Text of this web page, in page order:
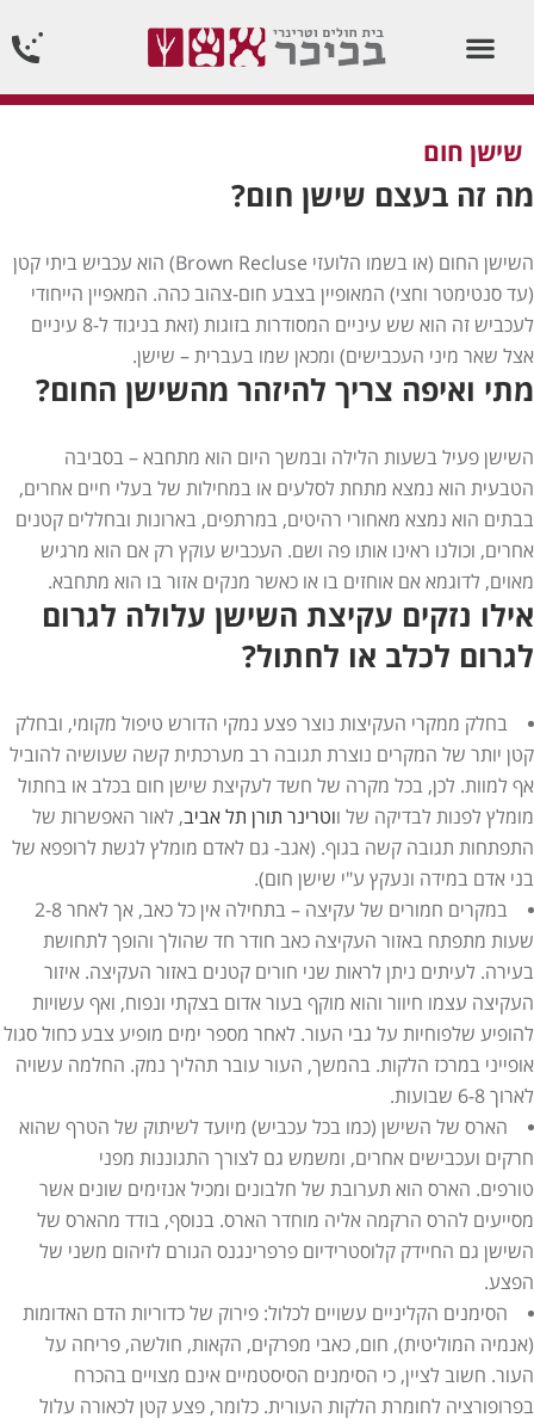
שישן חום
מה זה בעצם שישן חום?
השישן החום (או בשמו הלועזי Brown Recluse) הוא עכביש ביתי קטן
(עד סנטימטר וחצי) המאופיין בצבע חום-צהוב כהה. המאפיין הייחודי
לעכביש זה הוא שש עיניים המסודרות בזוגות (זאת בניגוד ל-8 עיניים
אצל שאר מיני העכבישים) ומכאן שמו בעברית – שישן.
מתי ואיפה צריך להיזהר מהשישן החום?
השישן פעיל בשעות הלילה ובמשך היום הוא מתחבא – בסביבה
הטבעית הוא נמצא מתחת לסלעים או במחילות של בעלי חיים אחרים,
בבתים הוא נמצא מאחורי רהיטים, במרתפים, בארונות ובחללים קטנים
אחרים, וכולנו ראינו אותו פה ושם. העכביש עוקץ רק אם הוא מרגיש
מאוים, לדוגמא אם אוחזים בו או כאשר מנקים אזור בו הוא מתחבא.
אילו נזקים עקיצת השישן עלולה לגרום
לגרום לכלב או לחתול?
בחלק ממקרי העקיצות נוצר פצע נמקי הדורש טיפול מקומי, ובחלק
קטן יותר של המקרים נוצרת תגובה רב מערכתית קשה שעושיה להוביל
אף למוות. לכן, בכל מקרה של חשד לעקיצת שישן חום בכלב או בחתול
מומלץ לפנות לבדיקה של ווטרינר תורן תל אביב, לאור האפשרות של
התפתחות תגובה קשה בגוף. (אגב- גם לאדם מומלץ לגשת לרופפא של
בני אדם במידה ונעקץ ע"י שישן חום).
במקרים חמורים של עקיצה – בתחילה אין כל כאב, אך לאחר 2-8
שעות מתפתח באזור העקיצה כאב חודר חד שהולך והופך לתחושת
בעירה. לעיתים ניתן לראות שני חורים קטנים באזור העקיצה. איזור
העקיצה עצמו חיוור והוא מוקף בעור אדום בצקתי ונפוח, ואף עשויות
להופיע שלפוחיות על גבי העור. לאחר מספר ימים מופיע צבע כחול סגול
אופייני במרכז הלקות. בהמשך, העור עובר תהליך נמק. החלמה עשויה
לארוך 6-8 שבועות.
הארס של השישן (כמו בכל עכביש) מיועד לשיתוק של הטרף שהוא
חרקים ועכבישים אחרים, ומשמש גם לצורך התגוננות מפני
טורפים. הארס הוא תערובת של חלבונים ומכיל אנזימים שונים אשר
מסייעים להרס הרקמה אליה מוחדר הארס. בנוסף, בודד מהארס של
השישן גם החיידק קלוסטרידיום פרפרינגנס הגורם לזיהום משני של
הפצע.
הסימנים הקליניים עשויים לכלול: פירוק של כדוריות הדם האדומות
(אנמיה המוליטית), חום, כאבי מפרקים, הקאות, חולשה, פריחה על
העור. חשוב לציין, כי הסימנים הסיסטמיים אינם מצויים בהכרח
בפרופורציה לחומרת הלקות העורית. כלומר, פצע קטן לכאורה עלול